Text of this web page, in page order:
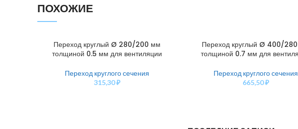
ПОХОЖИЕ
В КОРЗИНУ
Переход круглый Ø 280/200 мм
толщиной 0.5 мм для вентиляции
Переход круглого сечения
315,30₽
В КОРЗИНУ
Переход круглый Ø 400/
толщиной 0.7 мм для
Переход круглого сечения
665,50₽